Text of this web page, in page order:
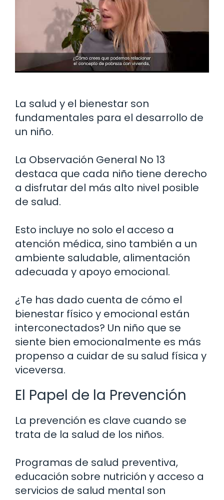
La salud y el bienestar son
fundamentales para el desarrollo de
un niño.
La Observación General No 13
destaca que cada niño tiene derecho
a disfrutar del más alto nivel posible
de salud.
Esto incluye no solo el acceso a
atención médica, sino también a un
ambiente saludable, alimentación
adecuada y apoyo emocional.
¿Te has dado cuenta de cómo el
bienestar físico y emocional están
interconectados? Un niño que se
siente bien emocionalmente es más
propenso a cuidar de su salud física y
viceversa.
El Papel de la Prevención
La prevención es clave cuando se
trata de la salud de los niños.
Programas de salud preventiva,
educación sobre nutrición y acceso a
servicios de salud mental son